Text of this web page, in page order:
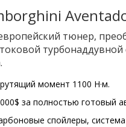
тюнер,
момент 1100 Н·м.
за полностью готовый
спойлеры,